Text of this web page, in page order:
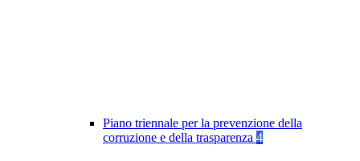
Piano triennale per la prevenzione della
corruzione e della trasparenza 4